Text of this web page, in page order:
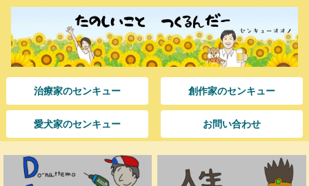
治療家のセンキュー 創作家のセンキュー
愛犬家のセンキュー お問い合わせ